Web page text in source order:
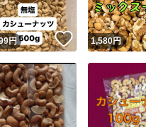
！
円 いいね！
1,580円